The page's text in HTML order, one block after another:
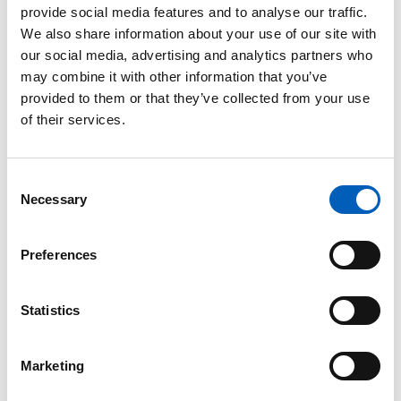
provide social media features and to analyse our traffic.
We also share information about your use of our site with
our social media, advertising and analytics partners who
may combine it with other information that you’ve
provided to them or that they’ve collected from your use
of their services.
Necessary
Preferences
Statistics
Marketing
Se grafarrow_forward
Hjemsendte penge
8 (2023)
Se grafarrow_forward
I
Se graf
Internt fordrevne